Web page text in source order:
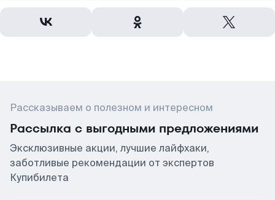
Рассказываем о полезном и интересном
Рассылка с выгодными предложениями
Эксклюзивные акции, лучшие лайфхаки,
заботливые рекомендации от экспертов
Купибилета